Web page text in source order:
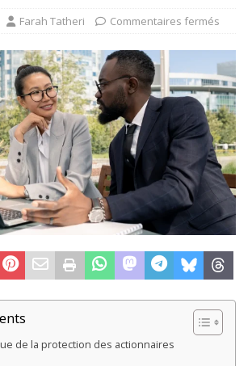
Farah Tatheri Commentaires fermés
de la protection des actionnaires